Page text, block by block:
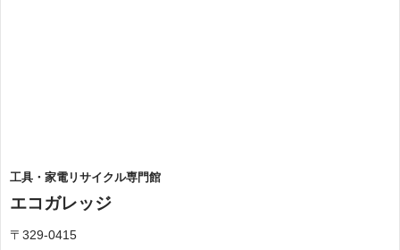
工具・家電リサイクル専門館
エコガレッジ
〒329-0415